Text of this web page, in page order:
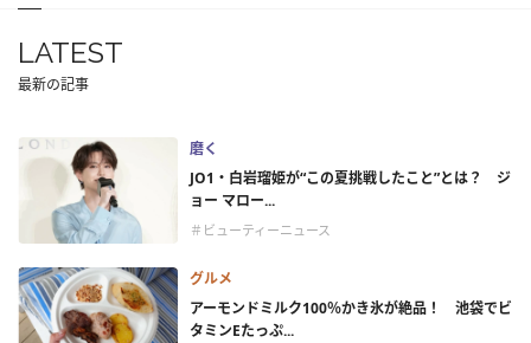
LATEST
最新の記事
磨く
JO1・白岩瑠姫が“この夏挑戦したこと”とは？ ジ
ョー マロー...
＃ビューティーニュース
グルメ
アーモンドミルク100％かき氷が絶品！ 池袋でビ
タミンEたっぷ...